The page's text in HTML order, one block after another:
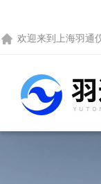
欢迎来到 上海羽通